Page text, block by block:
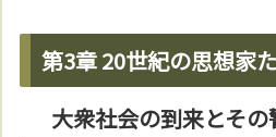
第3章 20世紀の思想家
大衆社会の到来とその